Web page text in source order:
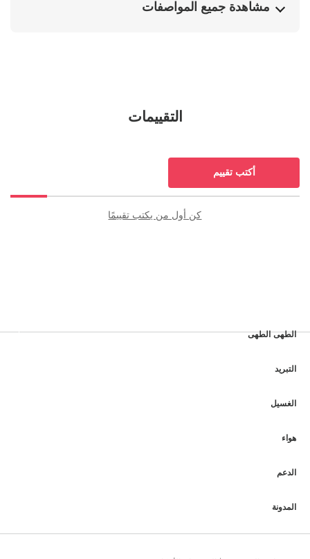
مشاهدة جميع المواصفات
التقييمات
أكتب تقييم
كن أول من يكتب تقييمًا
الطهى الطهى
التبريد
الغسيل
هواء
الدعم
المدونة